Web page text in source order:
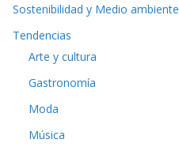
Sostenibilidad y Medio ambiente
Tendencias
Arte y cultura
Gastronomía
Moda
Música